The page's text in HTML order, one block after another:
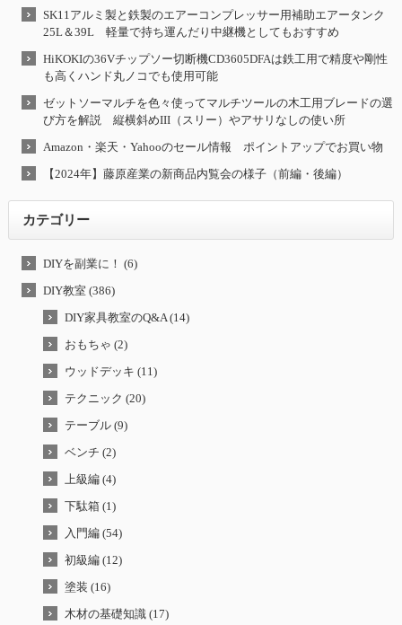
SK11アルミ製と鉄製のエアーコンプレッサー用補助エアータンク
25L＆39L 軽量で持ち運んだり中継機としてもおすすめ
HiKOKIの36Vチップソー切断機CD3605DFAは鉄工用で精度や剛性
も高くハンド丸ノコでも使用可能
ゼットソーマルチを色々使ってマルチツールの木工用ブレードの選
び方を解説 縦横斜めIII（スリー）やアサリなしの使い所
Amazon・楽天・Yahooのセール情報 ポイントアップでお買い物
【2024年】藤原産業の新商品内覧会の様子（前編・後編）
カテゴリー
DIYを副業に！ (6)
DIY教室 (386)
DIY家具教室のQ&A (14)
おもちゃ (2)
ウッドデッキ (11)
テクニック (20)
テーブル (9)
ベンチ (2)
上級編 (4)
下駄箱 (1)
入門編 (54)
初級編 (12)
塗装 (16)
木材の基礎知識 (17)